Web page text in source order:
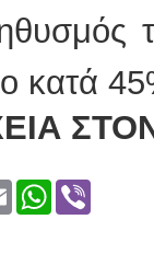
κατά
EmailWhatsApp